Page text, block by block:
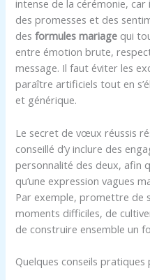
intense de la cérémonie, car
des promesses et des
desformules mariage qui
entre émotion brute,
message. Il faut éviter les
paraître artificiels tout en
et générique.
Le secret de vœux réussis
conseillé d’y inclure des
personnalité des deux, afin
qu’une expression vagues
Par exemple, promettre de
moments difficiles, de
de construire ensemble un
Quelques conseils